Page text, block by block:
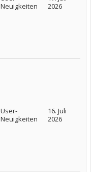
Neuigkeiten
2026
User-
Neuigkeiten
16. Juli
2026